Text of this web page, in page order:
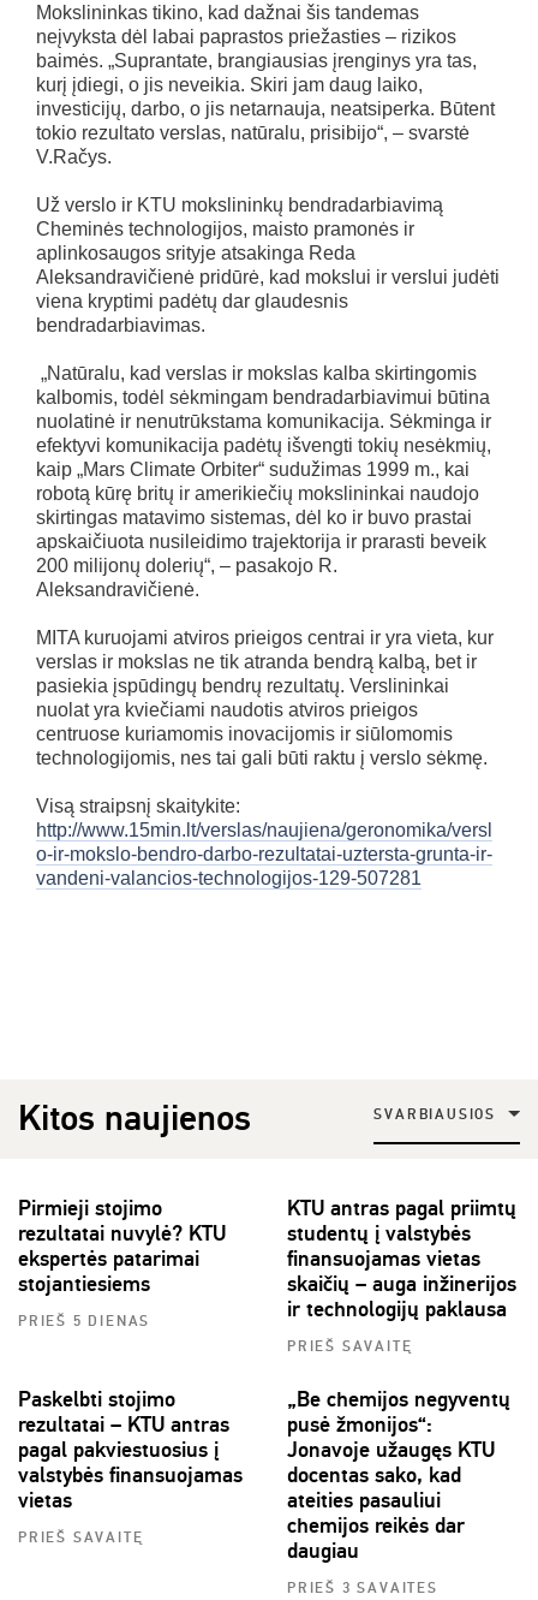
Mokslininkas tikino, kad dažnai šis tandemas
neįvyksta dėl labai paprastos priežasties – rizikos
baimės. „Suprantate, brangiausias įrenginys yra tas,
kurį įdiegi, o jis neveikia. Skiri jam daug laiko,
investicijų, darbo, o jis netarnauja, neatsiperka. Būtent
tokio rezultato verslas, natūralu, prisibijo“, – svarstė
V.Račys.
Už verslo ir KTU mokslininkų bendradarbiavimą
Cheminės technologijos, maisto pramonės ir
aplinkosaugos srityje atsakinga Reda
Aleksandravičienė pridūrė, kad mokslui ir verslui judėti
viena kryptimi padėtų dar glaudesnis
bendradarbiavimas.
„Natūralu, kad verslas ir mokslas kalba skirtingomis
kalbomis, todėl sėkmingam bendradarbiavimui būtina
nuolatinė ir nenutrūkstama komunikacija. Sėkminga ir
efektyvi komunikacija padėtų išvengti tokių nesėkmių,
kaip „Mars Climate Orbiter“ sudužimas 1999 m., kai
robotą kūrę britų ir amerikiečių mokslininkai naudojo
skirtingas matavimo sistemas, dėl ko ir buvo prastai
apskaičiuota nusileidimo trajektorija ir prarasti beveik
200 milijonų dolerių“, – pasakojo R.
Aleksandravičienė.
MITA kuruojami atviros prieigos centrai ir yra vieta, kur
verslas ir mokslas ne tik atranda bendrą kalbą, bet ir
pasiekia įspūdingų bendrų rezultatų. Verslininkai
nuolat yra kviečiami naudotis atviros prieigos
centruose kuriamomis inovacijomis ir siūlomomis
technologijomis, nes tai gali būti raktu į verslo sėkmę.
Visą straipsnį skaitykite:
http://www.15min.lt/verslas/naujiena/geronomika/versl
o-ir-mokslo-bendro-darbo-rezultatai-uztersta-grunta-ir-
vandeni-valancios-technologijos-129-507281
Kitos naujienos SVARBIAUSIOS
Pirmieji stojimo
rezultatai nuvylė? KTU
ekspertės patarimai
stojantiesiems
PRIEŠ 5 DIENAS
KTU antras pagal priimtų
studentų į valstybės
finansuojamas vietas
skaičių – auga inžinerijos
ir technologijų paklausa
PRIEŠ SAVAITĘ
Paskelbti stojimo
rezultatai – KTU antras
pagal pakviestuosius į
valstybės finansuojamas
vietas
PRIEŠ SAVAITĘ
„Be chemijos negyventų
pusė žmonijos“:
Jonavoje užaugęs KTU
docentas sako, kad
ateities pasauliui
chemijos reikės dar
daugiau
PRIEŠ 3 SAVAITES